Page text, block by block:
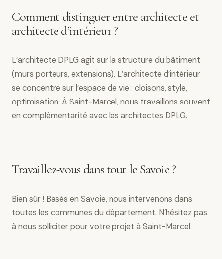
Comment distinguer entre architecte et
architecte d’intérieur ?
L’architecte DPLG agit sur la structure du bâtiment
(murs porteurs, extensions). L’architecte d’intérieur
se concentre sur l’espace de vie : cloisons, style,
optimisation. À Saint-Marcel, nous travaillons souvent
en complémentarité avec les architectes DPLG.
Travaillez-vous dans tout le Savoie ?
Bien sûr ! Basés en Savoie, nous intervenons dans
toutes les communes du département. N’hésitez pas
à nous solliciter pour votre projet à Saint-Marcel.